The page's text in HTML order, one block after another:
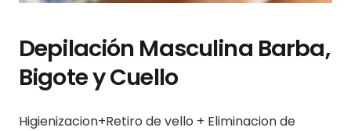
Depilación Masculina Barba,
Bigote y Cuello
Higienizacion+Retiro de vello + Eliminacion de